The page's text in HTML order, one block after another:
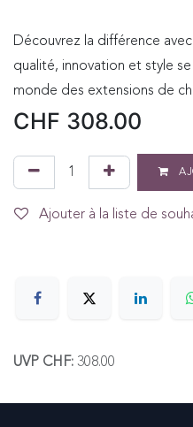
Découvrez la différence
qualité, innovation et style
monde des extensions de
CHF 308.00
Ajouter à la liste de
UVP CHF: 308.00